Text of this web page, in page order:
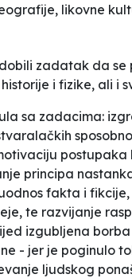
likovne
zadatak da
i fizike, ali i
sa zadacima:
principa
fakta i
te razvijanje
izgubljena
- jer je poginulo
ljudskog